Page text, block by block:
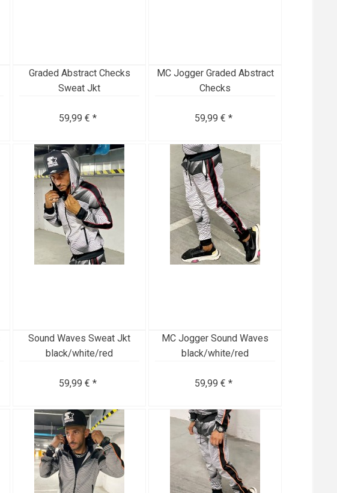
Graded Abstract Checks
Sweat Jkt
59,99 € *
MC Jogger Graded Abstract
Checks
59,99 € *
Sound Waves Sweat Jkt
black/white/red
59,99 € *
MC Jogger Sound Waves
black/white/red
59,99 € *